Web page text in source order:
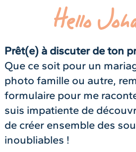
Hello
Prêt(e) à discuter de ton
Que ce soit pour un
photo famille ou autre,
formulaire pour me
suis impatiente de
de créer ensemble des
inoubliables !